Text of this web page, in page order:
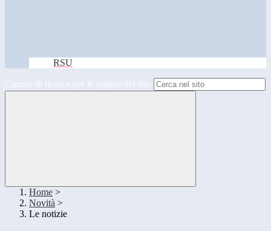
RSU
Campo di ricerca per le pagine del sito
Home >
Novità >
Le notizie